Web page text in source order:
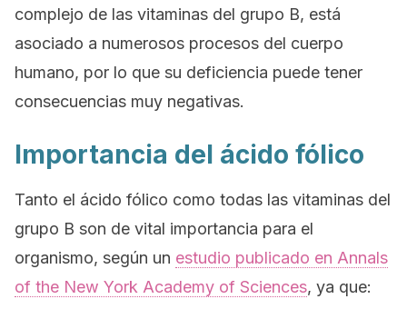
complejo de las vitaminas del grupo B, está
asociado a numerosos procesos del cuerpo
humano, por lo que su deficiencia puede tener
consecuencias muy negativas.
Importancia del ácido fólico
Tanto el ácido fólico como todas las vitaminas del
grupo B son de vital importancia para el
organismo, según un estudio publicado en Annals
of the New York Academy of Sciences, ya que: